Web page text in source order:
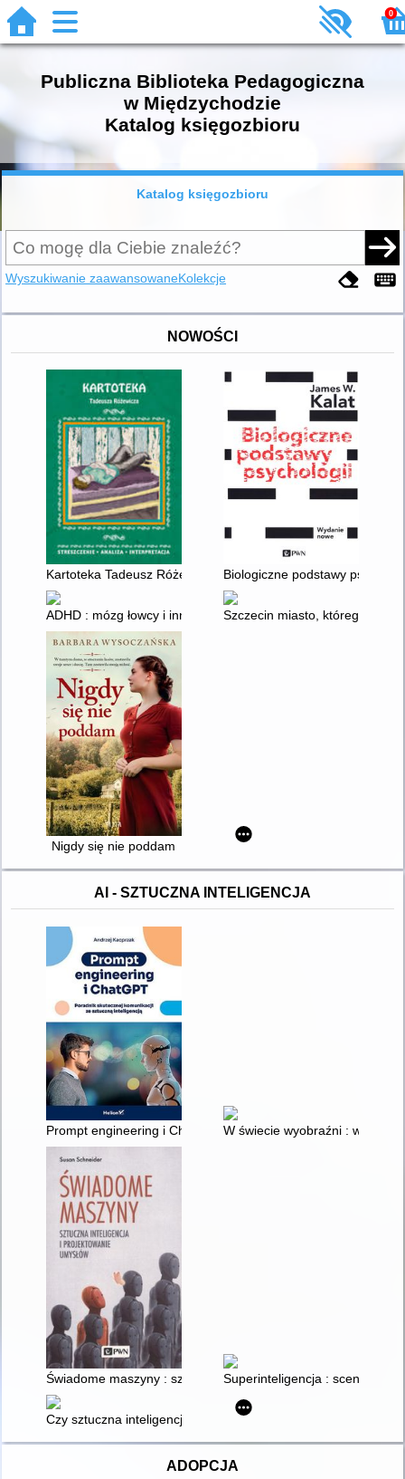
0
Publiczna Biblioteka Pedagogiczna
w Międzychodzie
Katalog księgozbioru
Katalog księgozbioru
Wyszukiwanie zaawansowaneKolekcje
NOWOŚCI
Kartoteka Tadeusz Różewicza Biologiczne podstawy
ADHD : mózg łowcy i inne supermoceSzczecin miasto, którego nie
Nigdy się nie poddam
AI - SZTUCZNA INTELIGENCJA
Prompt engineering i ChatGPT : poradnik skutecznej
W świecie wyobraźni : wpływ
Świadome maszyny : sztuczna inteligencja i projektowanie
Superinteligencja :
Czy sztuczna inteligencja rewolucjonizuje storytelling w
ADOPCJA